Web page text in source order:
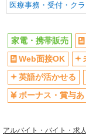
医療事務・受付・ク
家電・携帯販売
Web面接OK
英語が活かせる
ボーナス・賞与あ
アルバイト・バイト・求